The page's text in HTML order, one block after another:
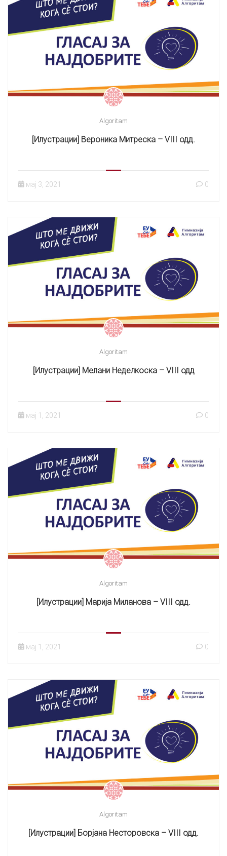
Algoritam
[Илустрации] Вероника Митреска – VIII одд.
мај 3, 2021 0
Algoritam
[Илустрации] Мелани Неделкоска – VIII одд
мај 1, 2021 0
Algoritam
[Илустрации] Марија Миланова – VIII одд.
мај 1, 2021 0
Algoritam
[Илустрации] Борјана Несторовска – VIII одд.